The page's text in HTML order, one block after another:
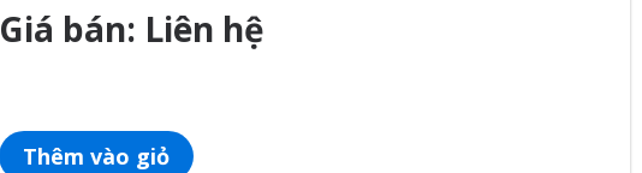
Giá bán: Liên hệ
Thêm vào giỏ